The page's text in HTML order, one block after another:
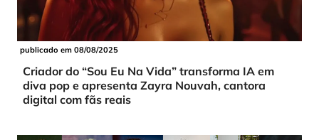
publicado em 08/08/2025
Criador do “Sou Eu Na Vida” transforma IA em
diva pop e apresenta Zayra Nouvah, cantora
digital com fãs reais